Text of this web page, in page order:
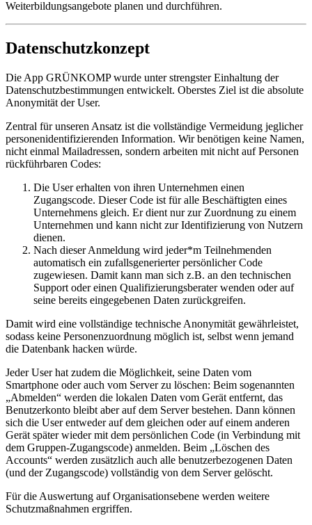
Weiterbildungsangebote planen und durchführen.
Datenschutzkonzept
Die App GRÜNKOMP wurde unter strengster Einhaltung der
Datenschutzbestimmungen entwickelt. Oberstes Ziel ist die absolute
Anonymität der User.
Zentral für unseren Ansatz ist die vollständige Vermeidung jeglicher
personenidentifizierenden Information. Wir benötigen keine Namen,
nicht einmal Mailadressen, sondern arbeiten mit nicht auf Personen
rückführbaren Codes:
Die User erhalten von ihren Unternehmen einen
Zugangscode. Dieser Code ist für alle Beschäftigten eines
Unternehmens gleich. Er dient nur zur Zuordnung zu einem
Unternehmen und kann nicht zur Identifizierung von Nutzern
dienen.
Nach dieser Anmeldung wird jeder*m Teilnehmenden
automatisch ein zufallsgenerierter persönlicher Code
zugewiesen. Damit kann man sich z.B. an den technischen
Support oder einen Qualifizierungsberater wenden oder auf
seine bereits eingegebenen Daten zurückgreifen.
Damit wird eine vollständige technische Anonymität gewährleistet,
sodass keine Personenzuordnung möglich ist, selbst wenn jemand
die Datenbank hacken würde.
Jeder User hat zudem die Möglichkeit, seine Daten vom
Smartphone oder auch vom Server zu löschen: Beim sogenannten
„Abmelden“ werden die lokalen Daten vom Gerät entfernt, das
Benutzerkonto bleibt aber auf dem Server bestehen. Dann können
sich die User entweder auf dem gleichen oder auf einem anderen
Gerät später wieder mit dem persönlichen Code (in Verbindung mit
dem Gruppen-Zugangscode) anmelden. Beim „Löschen des
Accounts“ werden zusätzlich auch alle benutzerbezogenen Daten
(und der Zugangscode) vollständig von dem Server gelöscht.
Für die Auswertung auf Organisationsebene werden weitere
Schutzmaßnahmen ergriffen.